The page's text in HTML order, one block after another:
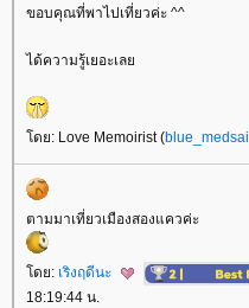
ขอบคุณที่พาไปเที่ยวค่ะ ^^
ได้ความรู้เยอะเล
ดย: Love Memoirist (blue_medsai
ตามมาเที่ยวเมืองสองแควค่ะ
ดย: เริงฤดีนะ
18:19:44 น.